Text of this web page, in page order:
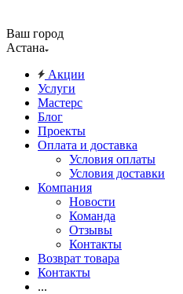
Ваш город
Астана
Акции
Услуги
Мастерс
Блог
Проекты
Оплата и доставка
Условия оплаты
Условия доставки
Компания
Новости
Команда
Отзывы
Контакты
Возврат товара
Контакты
...